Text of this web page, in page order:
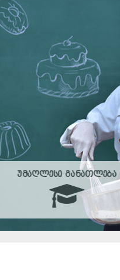
ᲣᲛᲐᲦᲚᲔᲡᲘ ᲒᲐᲜᲐᲗᲚᲔᲑᲐ